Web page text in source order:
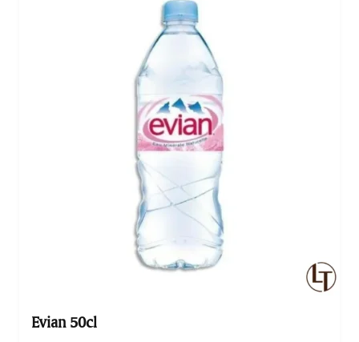
monde de gourmandise. Savourez chaque bouchée
de ce dessert raffiné et laissez-vous emporter par sa
Evian 50cl